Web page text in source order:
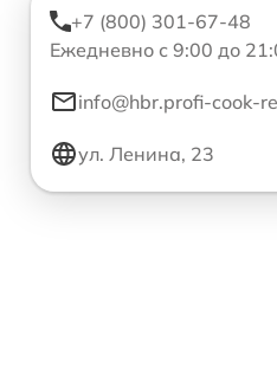
+7 (800) 301-67-48
Ежедневно с 9:00 до
info@hbr.profi-cook-
ул. Ленина, 23